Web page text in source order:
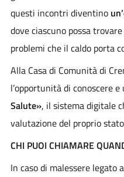
questi incontri diventino
dove ciascuno possa
problemi che il caldo porta
Alla Casa di Comunità di
l’opportunità di conoscere
Salute», il sistema digitale
valutazione del proprio
CHI PUOI CHIAMARE
In caso di malessere legato